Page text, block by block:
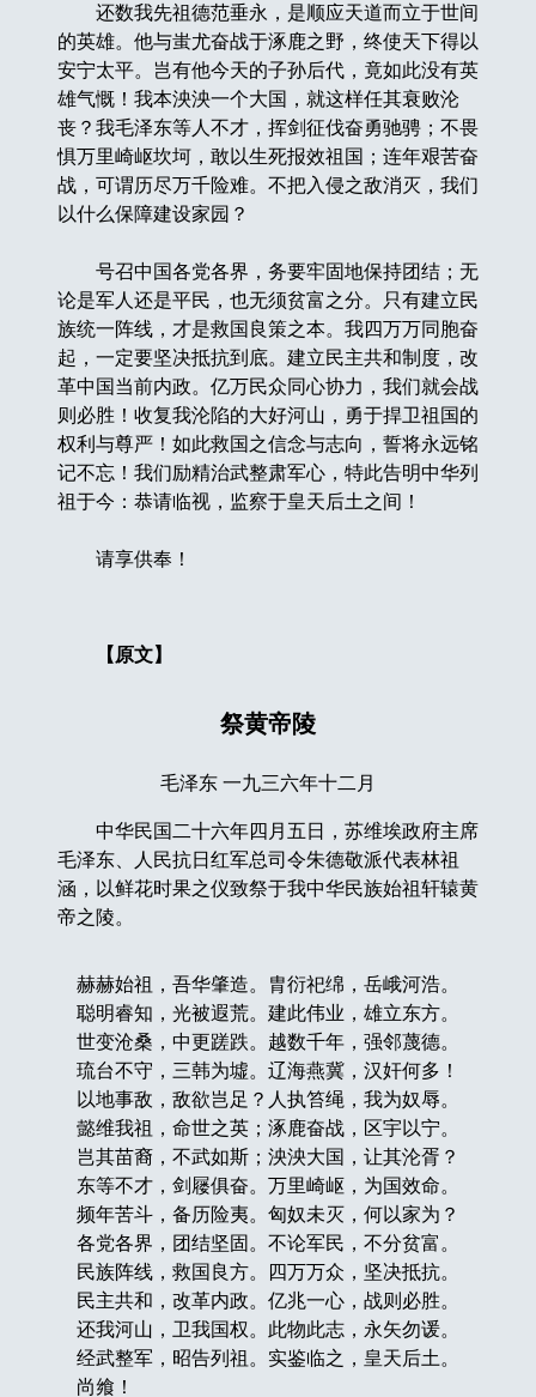
还数我先祖德范垂永，是顺应天道而立于世间
的英雄。他与蚩尤奋战于涿鹿之野，终使天下得以
安宁太平。岂有他今天的子孙后代，竟如此没有英
雄气慨！我本泱泱一个大国，就这样任其衰败沦
丧？我毛泽东等人不才，挥剑征伐奋勇驰骋；不畏
惧万里崎岖坎坷，敢以生死报效祖国；连年艰苦奋
战，可谓历尽万千险难。不把入侵之敌消灭，我们
以什么保障建设家园？
号召中国各党各界，务要牢固地保持团结；无
论是军人还是平民，也无须贫富之分。只有建立民
族统一阵线，才是救国良策之本。我四万万同胞奋
起，一定要坚决抵抗到底。建立民主共和制度，改
革中国当前内政。亿万民众同心协力，我们就会战
则必胜！收复我沦陷的大好河山，勇于捍卫祖国的
权利与尊严！如此救国之信念与志向，誓将永远铭
记不忘！我们励精治武整肃军心，特此告明中华列
祖于今：恭请临视，监察于皇天后土之间！
请享供奉！
【原文】
祭黄帝陵
毛泽东 一九三六年十二月
中华民国二十六年四月五日，苏维埃政府主席
毛泽东、人民抗日红军总司令朱德敬派代表林祖
涵，以鲜花时果之仪致祭于我中华民族始祖轩辕黄
帝之陵。
赫赫始祖，吾华肇造。胄衍祀绵，岳峨河浩。
聪明睿知，光被遐荒。建此伟业，雄立东方。
世变沧桑，中更蹉跌。越数千年，强邻蔑德。
琉台不守，三韩为墟。辽海燕冀，汉奸何多！
以地事敌，敌欲岂足？人执笞绳，我为奴辱。
懿维我祖，命世之英；涿鹿奋战，区宇以宁。
岂其苗裔，不武如斯；泱泱大国，让其沦胥？
东等不才，剑屦俱奋。万里崎岖，为国效命。
频年苦斗，备历险夷。匈奴未灭，何以家为？
各党各界，团结坚固。不论军民，不分贫富。
民族阵线，救国良方。四万万众，坚决抵抗。
民主共和，改革内政。亿兆一心，战则必胜。
还我河山，卫我国权。此物此志，永矢勿谖。
经武整军，昭告列祖。实鉴临之，皇天后土。
尚飨！